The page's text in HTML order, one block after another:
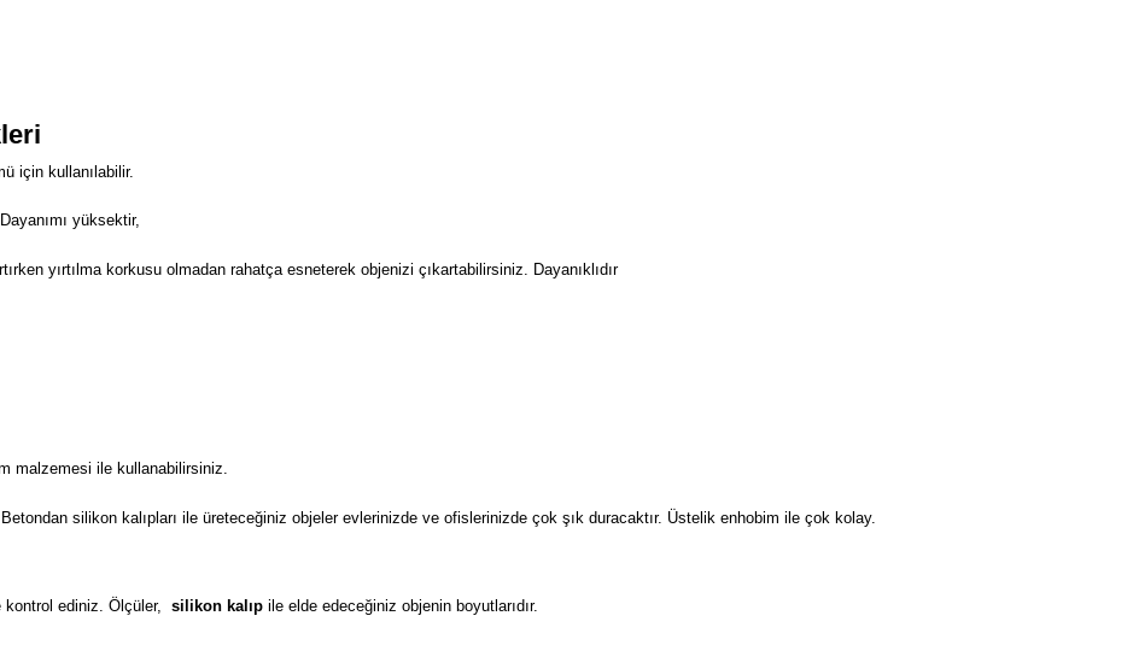
için kullanılabilir.
yüksektir,
yırtılma korkusu olmadan rahatça esneterek objenizi çıkartabilirsiniz. Dayanıklıdır
malzemesi ile kullanabilirsiniz.
Betondan silikon kalıpları ile üreteceğiniz objeler evlerinizde ve ofislerinizde çok şık duracaktır. Üstelik enhobim ile çok kolay.
kontrol ediniz. Ölçüler, silikon kalıp ile elde edeceğiniz objenin boyutlarıdır.